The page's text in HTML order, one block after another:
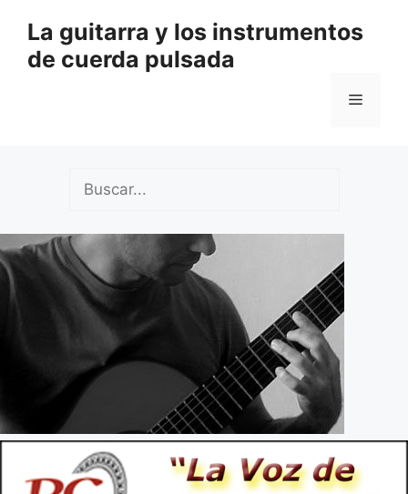
contenido
La guitarra y los instrumentos
de cuerda pulsada
Menú